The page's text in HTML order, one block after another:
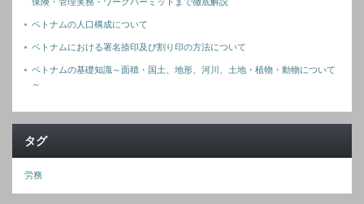
ベトナムの人口構成について
ベトナムにおける署名捺印及び割り印の方法について
ベトナムの基礎知識～面積・国土、地形、河川、土地・植物・動物について
～
タグ
労務